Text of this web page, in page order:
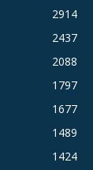
2914
2437
2088
1797
1677
1489
1424